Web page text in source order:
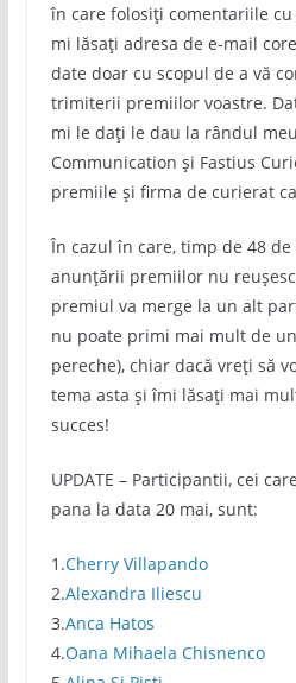
în care folosiți comentariile cu
mi lăsați adresa de e-mail
date doar cu scopul de a vă
trimiterii premiilor voastre.
mi le dați le dau la rândul
Communication și Fastius
premiile și firma de curierat
În cazul în care, timp de 48
anunțării premiilor nu
premiul va merge la un alt
nu poate primi mai mult de
pereche), chiar dacă vreți să
tema asta și îmi lăsați mai
succes!
UPDATE – Participantii, cei
pana la data 20 mai, sunt:
1.Cherry Villapando
2.Alexandra Iliescu
3.Anca Hatos
4.Oana Mihaela Chisnenco